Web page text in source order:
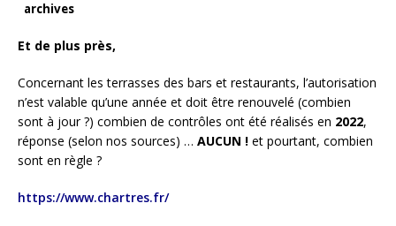
archives
Et de plus près,
Concernant les terrasses des bars et restaurants, l’autorisation
n’est valable qu’une année et doit être renouvelé (combien
sont à jour ?) combien de contrôles ont été réalisés en 2022,
réponse (selon nos sources) … AUCUN ! et pourtant, combien
sont en règle ?
https://www.chartres.fr/